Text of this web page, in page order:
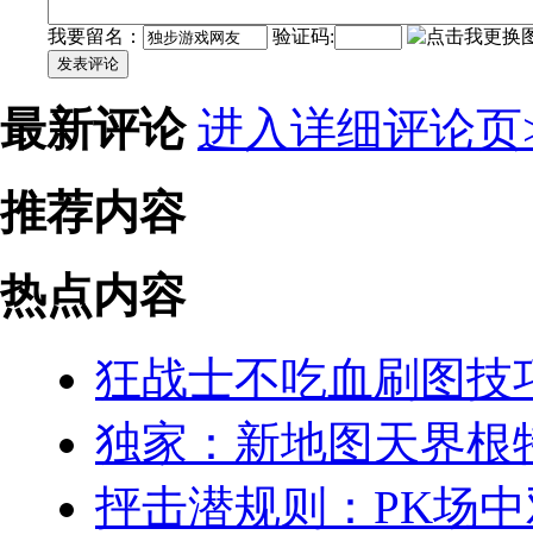
我要留名： 验证码:
发表评论
最新评论 进入详细评论页
推荐内容
热点内容
狂战士不吃血刷图技
独家：新地图天界根
抨击潜规则：PK场